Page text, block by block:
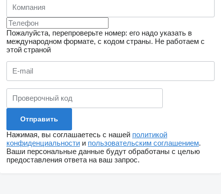
Пожалуйста, перепроверьте номер: его надо указать в
международном формате, с кодом страны. Не работаем с
этой страной
Нажимая, вы соглашаетесь с нашей политикой
конфиденциальности и пользовательским соглашением.
Ваши персональные данные будут обработаны с целью
предоставления ответа на ваш запрос.